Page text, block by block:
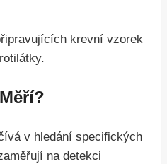
v hledání specifických
na detekci